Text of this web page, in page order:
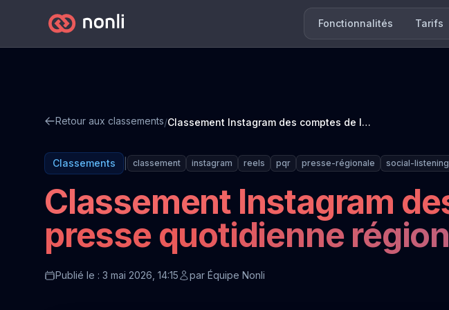
Fonctionnalités Tarifs
Retour aux classements/ Classement Instagram des comptes de la presse quotidienne régionale : mars 2026
Classements classement instagram reels pqr presse-régionale social-listening
Classement Instagram
presse quotidienne
Publié le : 3 mai 2026, 14:15 par Équipe Nonli